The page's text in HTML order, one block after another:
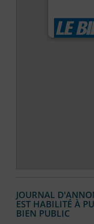
JOURNAL
EST HABILITÉ À
BIEN PUBLIC